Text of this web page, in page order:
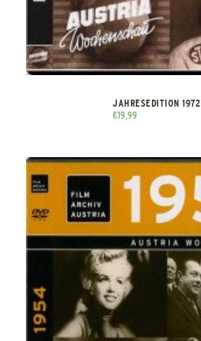
JAHRESEDITION 1972
€19,99